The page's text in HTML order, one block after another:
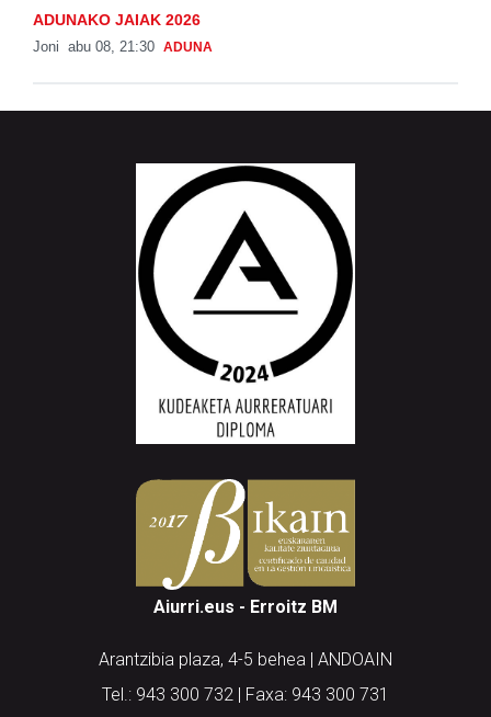
ADUNAKO JAIAK 2026
Joni abu 08, 21:30 ADUNA
Aiurri.eus - Erroitz BM
Arantzibia plaza, 4-5 behea | ANDOAIN
Tel.: 943 300 732 | Faxa: 943 300 731